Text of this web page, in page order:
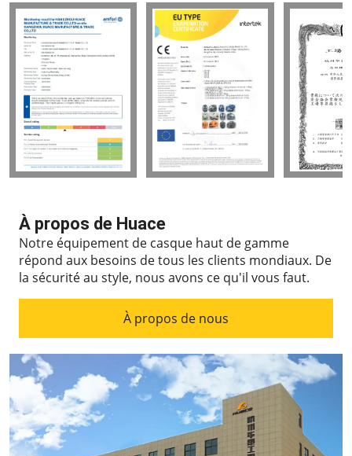
À propos de Huace
Notre équipement de casque haut de gamme
répond aux besoins de tous les clients mondiaux. De
la sécurité au style, nous avons ce qu'il vous faut.
À propos de nous